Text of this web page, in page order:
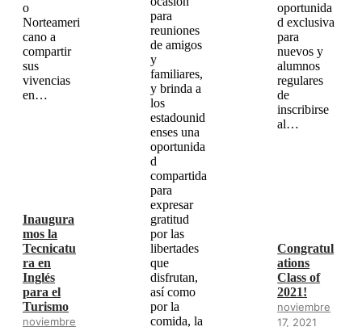
o
Norteameri
cano a
compartir
sus
vivencias
en…
oportunida
d exclusiva
para
nuevos y
alumnos
regulares
de
inscribirse
al…
para
reuniones
de amigos
y
familiares,
y brinda a
los
estadounid
enses una
oportunida
d
compartida
para
expresar
gratitud
por las
libertades
que
disfrutan,
así como
por la
comida, la
Inaugura
mos la
Tecnicatu
ra en
Inglés
para el
Turismo
noviembre
Congratul
ations
Class of
2021!
noviembre
17, 2021